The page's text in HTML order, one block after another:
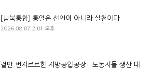
[남북통합] 통일은 선언이 아니라 실천이다
2026.08.07 2:01 오후
겉만 번지르르한 지방공업공장…노동자들 생산 대